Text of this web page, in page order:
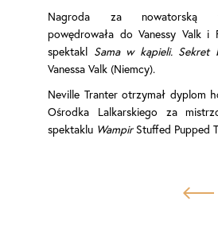
Nagroda za nowatorską
powędrowała do Vanessy Valk i
spektakl Sama w kąpieli. Sekret
Vanessa Valk (Niemcy).
Neville Tranter otrzymał dyplom
Ośrodka Lalkarskiego za
spektaklu WampirStuffed Pupped